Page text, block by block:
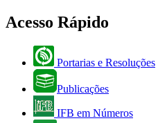
Acesso Rápido
Portarias e Resoluções
Publicações
IFB em Números